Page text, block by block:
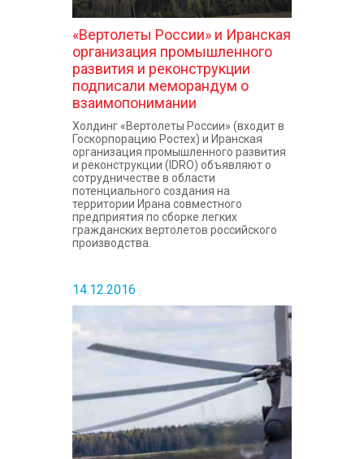
«Вертолеты России» и Иранская
организация промышленного
развития и реконструкции
подписали меморандум о
взаимопонимании
Холдинг «Вертолеты России» (входит в
Госкорпорацию Ростех) и Иранская
организация промышленного развития
и реконструкции (IDRO) объявляют о
сотрудничестве в области
потенциального создания на
территории Ирана совместного
предприятия по сборке легких
гражданских вертолетов российского
производства.
14.12.2016